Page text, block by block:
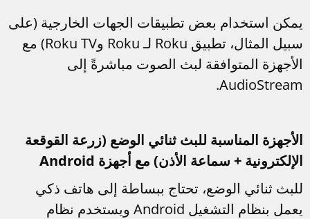
يمكن استخدام بعض تطبيقات الجهات الخارجية (على
سبيل المثال، تطبيق Roku لـ Roku وRoku TV) مع
الأجهزة المتوافقة لبث الصوت مباشرةً إلى
AudioStream.
الأجهزة المناسبة للبث ثنائي الوضع (زرعة القوقعة
الإلكترونية + سماعة الأذن) مع أجهزة Android
للبث ثنائي الوضع، تحتاج ببساطة إلى هاتف ذكي
يعمل بنظام التشغيل Android ويستخدم نظام